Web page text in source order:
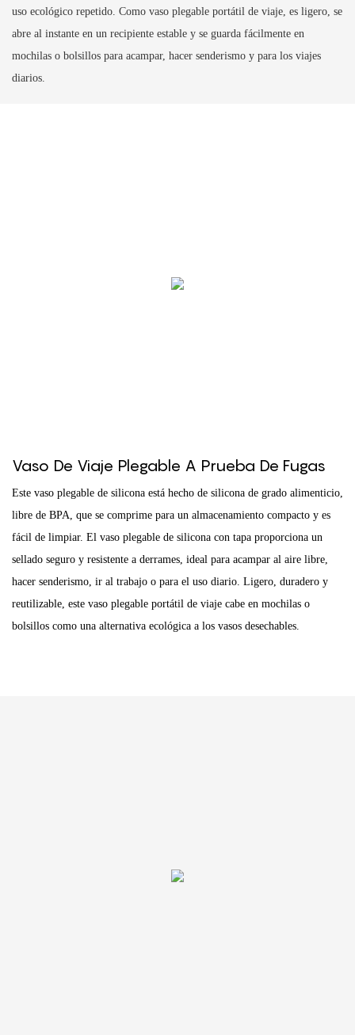
uso ecológico repetido. Como vaso plegable portátil de viaje, es ligero, se
abre al instante en un recipiente estable y se guarda fácilmente en
mochilas o bolsillos para acampar, hacer senderismo y para los viajes
diarios.
Vaso De Viaje Plegable A Prueba De Fugas
Este vaso plegable de silicona está hecho de silicona de grado alimenticio,
libre de BPA, que se comprime para un almacenamiento compacto y es
fácil de limpiar. El vaso plegable de silicona con tapa proporciona un
sellado seguro y resistente a derrames, ideal para acampar al aire libre,
hacer senderismo, ir al trabajo o para el uso diario. Ligero, duradero y
reutilizable, este vaso plegable portátil de viaje cabe en mochilas o
bolsillos como una alternativa ecológica a los vasos desechables.